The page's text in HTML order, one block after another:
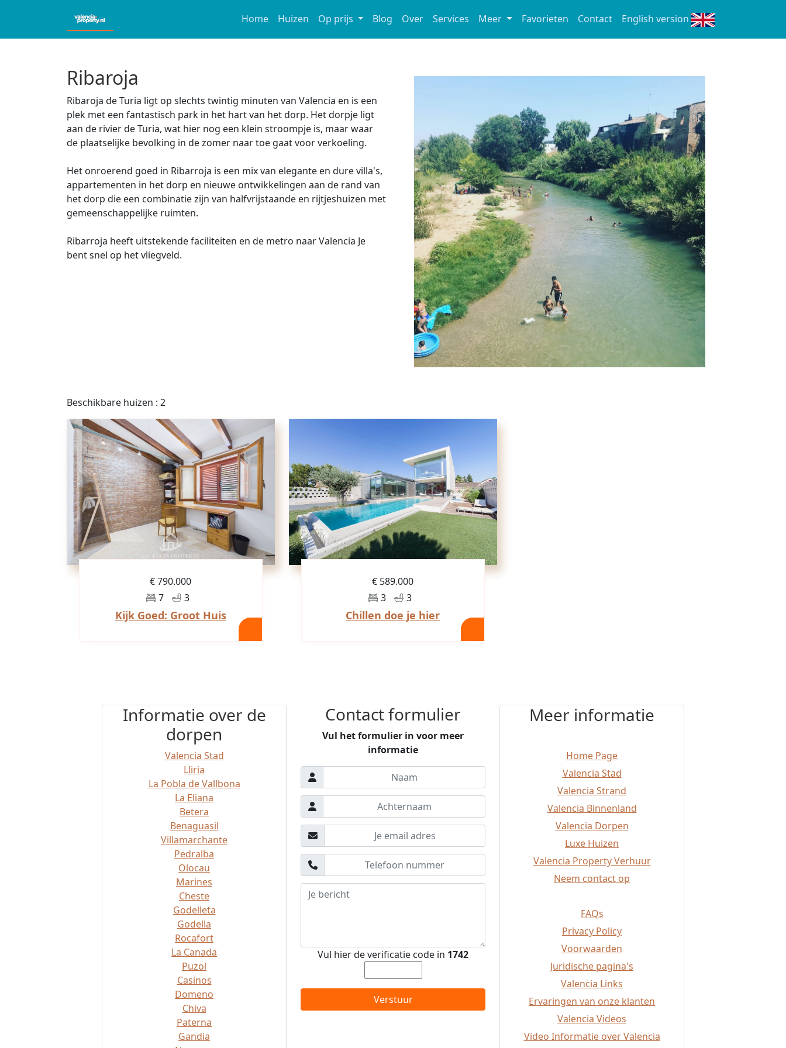
Home Huizen Op prijs Blog Over Services Meer Favorieten Contact English version
Ribaroja
Ribaroja de Turia ligt op slechts twintig minuten van Valencia en is een
plek met een fantastisch park in het hart van het dorp. Het dorpje ligt
aan de rivier de Turia, wat hier nog een klein stroompje is, maar waar
de plaatselijke bevolking in de zomer naar toe gaat voor verkoeling.
Het onroerend goed in Ribarroja is een mix van elegante en dure villa's,
appartementen in het dorp en nieuwe ontwikkelingen aan de rand van
het dorp die een combinatie zijn van halfvrijstaande en rijtjeshuizen met
gemeenschappelijke ruimten.
Ribarroja heeft uitstekende faciliteiten en de metro naar Valencia Je
bent snel op het vliegveld.
Beschikbare huizen : 2
€ 790.000
7
3
Kijk Goed: Groot Huis
€ 589.000
3
3
Chillen doe je hier
Informatie over de
dorpen
Valencia Stad
Lliria
La Pobla de Vallbona
La Eliana
Betera
Benaguasil
Villamarchante
Pedralba
Olocau
Marines
Cheste
Godelleta
Godella
Rocafort
La Canada
Puzol
Casinos
Domeno
Chiva
Paterna
Gandia
Contact formulier
Vul het formulier in voor meer
informatie
Vul hier de verificatie code in 1742
Verstuur
Meer informatie
Home Page
Valencia Stad
Valencia Strand
Valencia Binnenland
Valencia Dorpen
Luxe Huizen
Valencia Property Verhuur
Neem contact op
FAQs
Privacy Policy
Voorwaarden
Juridische pagina's
Valencia Links
Ervaringen van onze klanten
Valencia Videos
Video Informatie over Valencia